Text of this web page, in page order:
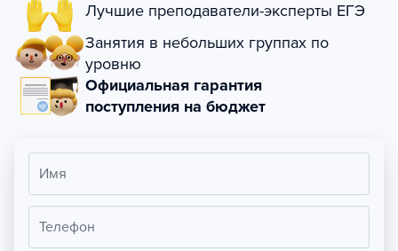
Лучшие преподаватели-эксперты ЕГЭ
Занятия в небольших группах по
уровню
Официальная гарантия
поступления на бюджет
Имя
Телефон